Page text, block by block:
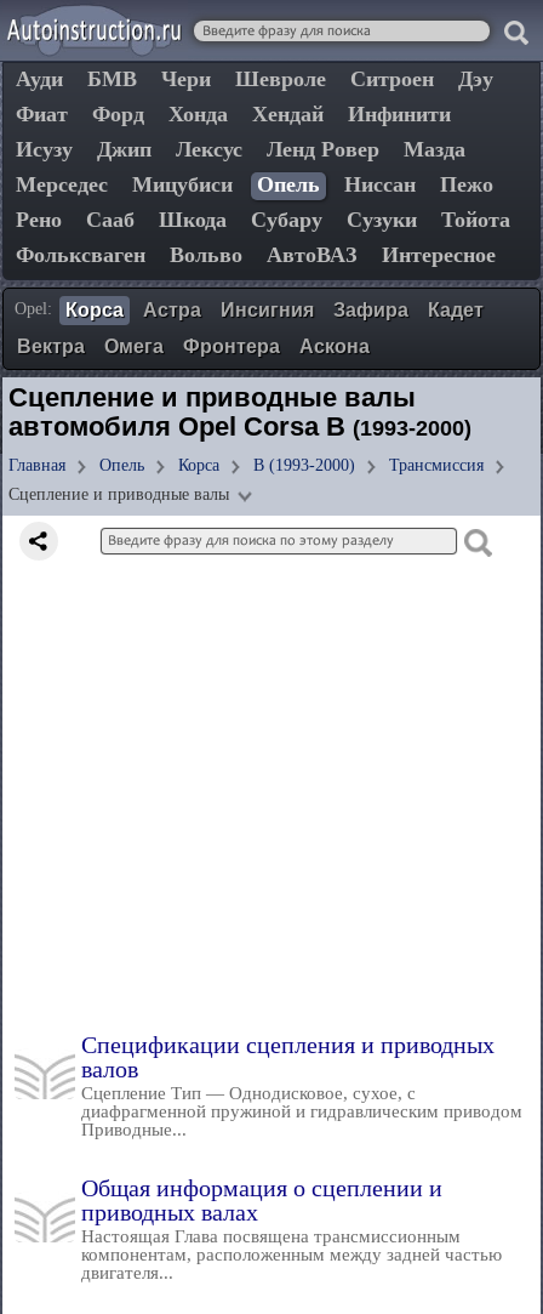
Ауди БМВ Чери Шевроле Ситроен
Дэу
Фиат
Форд Хонда Хендай
Инфинити
Исузу
Джип Лексус Ленд Ровер
Мазда
Мерседес
Мицубиси Опель Ниссан
Пежо
Рено
Сааб Шкода Субару Сузуки
Тойота
Фольксваген
Вольво АвтоВАЗ Интересное
Opel: Корса Астра Инсигния Зафира
Кадет
Вектра
Омега Фронтера Аскона
Сцепление и приводные валы
автомобиля Opel Corsa B (1993-2000)
Главная Опель Корса B (1993-2000)
Трансмиссия
Сцепление и приводные валы
Спецификации сцепления и приводных
валов
Сцепление Тип — Однодисковое, сухое, с
диафрагменной пружиной и гидравлическим приводом
Приводные...
Общая информация о сцеплении и
приводных валах
Настоящая Глава посвящена трансмиссионным
компонентам, расположенным между задней частью
двигателя...